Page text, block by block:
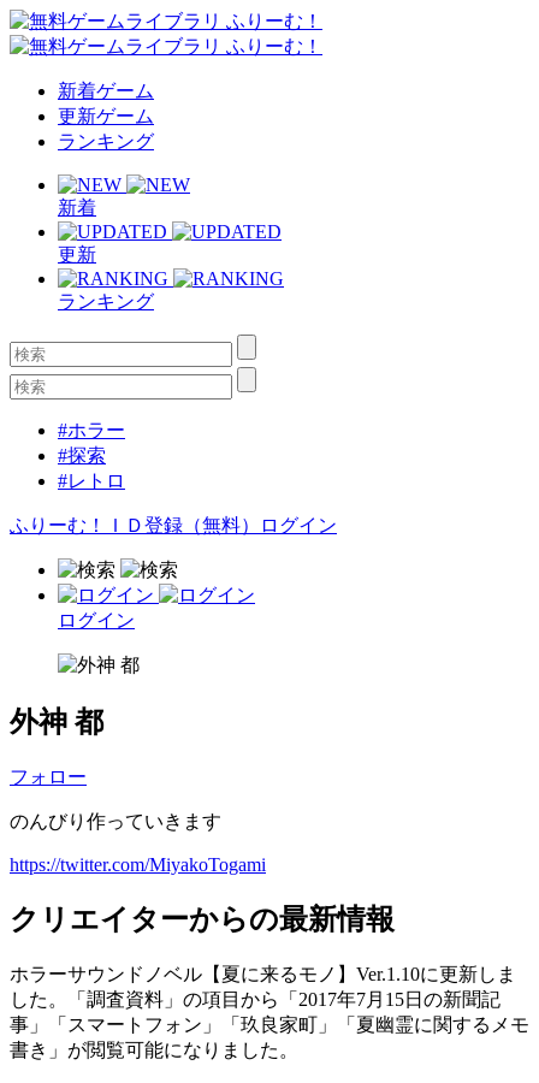
新着ゲーム
更新ゲーム
ランキング
新着
更新
ランキング
#ホラー
#探索
#レトロ
ふりーむ！ＩＤ登録（無料） ログイン
ログイン
外神 都
フォロー
のんびり作っていきます
https://twitter.com/MiyakoTogami
クリエイターからの最新情報
ホラーサウンドノベル【夏に来るモノ】Ver.1.10に更新しま
した。「調査資料」の項目から「2017年7月15日の新聞記
事」「スマートフォン」「玖良家町」「夏幽霊に関するメモ
書き」が閲覧可能になりました。